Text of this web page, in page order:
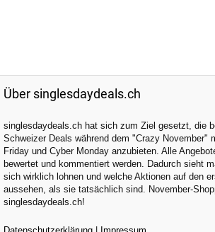
Über singlesdaydeals.ch
singlesdaydeals.ch hat sich zum Ziel gesetzt, die
Schweizer Deals während dem "Crazy November"
Friday und Cyber Monday anzubieten. Alle
bewertet und kommentiert werden. Dadurch sieht
sich wirklich lohnen und welche Aktionen auf den
aussehen, als sie tatsächlich sind. November-
singlesdaydeals.ch!